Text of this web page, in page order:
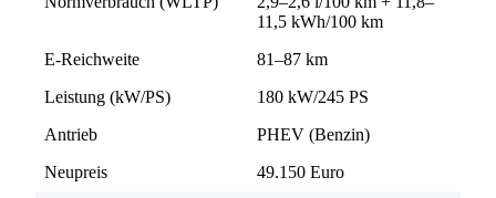
11,5 kWh/100 km
E-Reichweite
81–87 km
Leistung (kW/PS)
180 kW/245 PS
Antrieb
PHEV (Benzin)
Neupreis
49.150 Euro